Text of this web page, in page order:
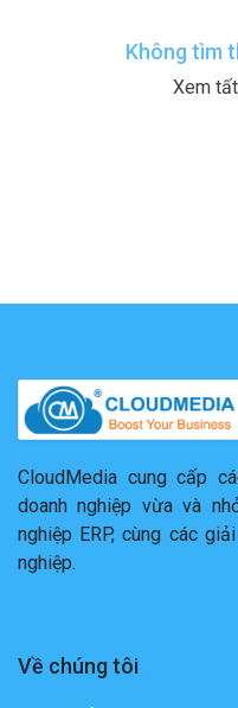
Không tìm
Xem
CloudMedia cung cấp
doanh nghiệp vừa và
nghiệp ERP, cùng các
nghiệp.
Về chúng tôi